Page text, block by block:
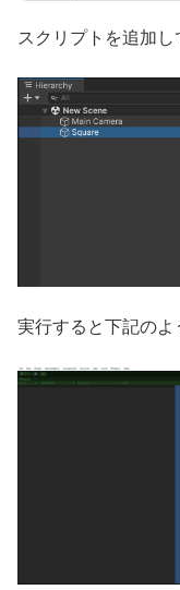
スクリプトを追加し
実行すると下記のよ